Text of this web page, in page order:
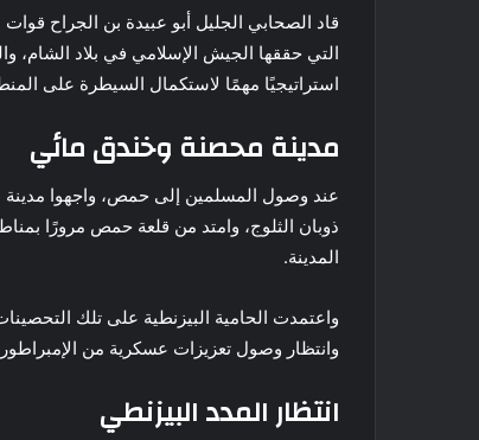
قاد الصحابي الجليل أبو عبيدة بن الجراح
التي حققها الجيش الإسلامي في بلاد الشام،
استراتيجيًا مهمًا لاستكمال السيطرة على
مدينة محصنة وخندق مائي
عند وصول المسلمين إلى حمص، واجهوا
ذوبان الثلوج، وامتد من قلعة حمص مرورًا
المدينة.
واعتمدت الحامية البيزنطية على تلك
وانتظار وصول تعزيزات عسكرية من
انتظار المدد البيزنطي